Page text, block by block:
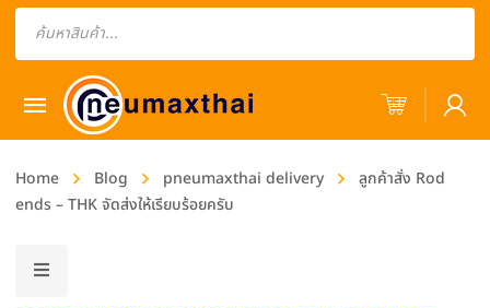
Products
search
Home Blog pneumaxthai delivery
ลูกค้าสั่ง Rod
ends – THK จัดส่งให้เรียบร้อยครับ